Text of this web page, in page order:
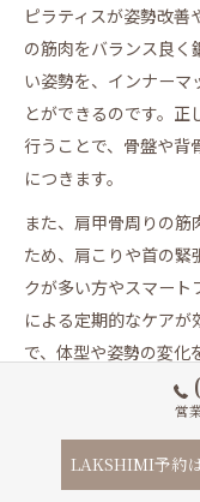
ピラティスが姿勢改
の筋肉をバランス良く
い姿勢を、インナーマ
とができるのです。
行うことで、骨盤や背
につきます。
また、肩甲骨周りの
ため、肩こりや首の緊
クが多い方やスマート
による定期的なケアが
で、体型や姿勢の変化
ただし、無理な動作
いフォームを確認す
て、慣れてきたら毎
営
LAKSHIMI予約